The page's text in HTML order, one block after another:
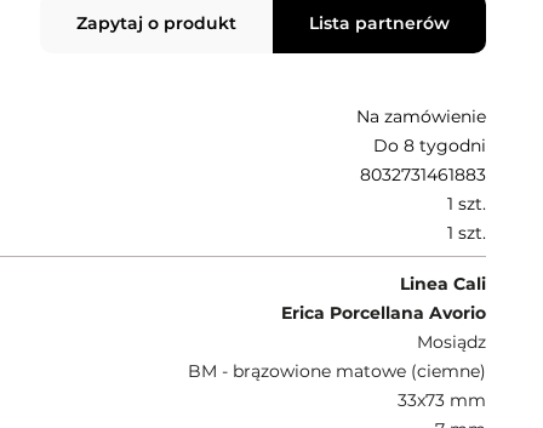
Zapytaj o produkt Lista partnerów
Na zamówienie
Do 8 tygodni
8032731461883
1 szt.
1 szt.
Linea Cali
Erica Porcellana Avorio
Mosiądz
BM - brązowione matowe (ciemne)
33x73 mm